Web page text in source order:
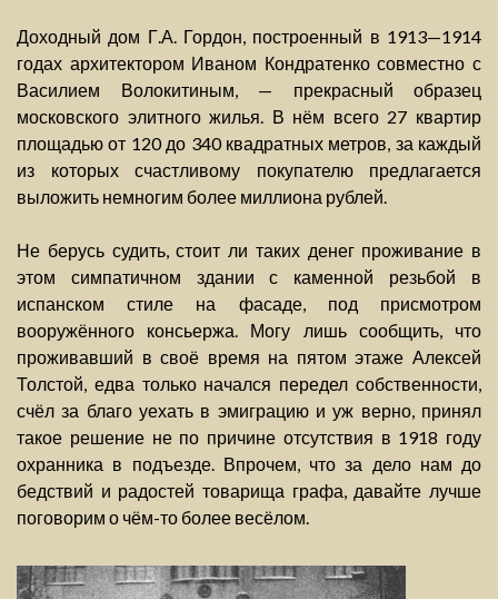
Доходный дом Г.А. Гордон, построенный в 1913—1914
годах архитектором Иваном Кондратенко совместно с
Василием Волокитиным, — прекрасный образец
московского элитного жилья. В нём всего 27 квартир
площадью от 120 до 340 квадратных метров, за каждый
из которых счастливому покупателю предлагается
выложить немногим более миллиона рублей.
Не берусь судить, стоит ли таких денег проживание в
этом симпатичном здании с каменной резьбой в
испанском стиле на фасаде, под присмотром
вооружённого консьержа. Могу лишь сообщить, что
проживавший в своё время на пятом этаже Алексей
Толстой, едва только начался передел собственности,
счёл за благо уехать в эмиграцию и уж верно, принял
такое решение не по причине отсутствия в 1918 году
охранника в подъезде. Впрочем, что за дело нам до
бедствий и радостей товарища графа, давайте лучше
поговорим о чём-то более весёлом.